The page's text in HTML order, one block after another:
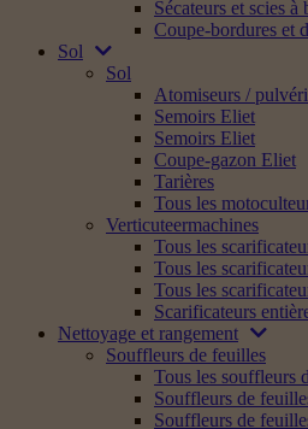
Sécateurs et scies à
Coupe-bordures et
Sol
Sol
Atomiseurs /
Semoirs Eliet
Semoirs Eliet
Coupe-gazon Eliet
Tarières
Tous les
Verticuteermachines
Tous les
Tous les
Tous les
Scarificateurs
Nettoyage et rangement
Souffleurs de feuilles
Tous les souffleurs
Souffleurs de
Souffleurs de